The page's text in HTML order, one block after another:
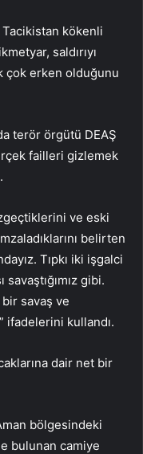
kökenli
saldırıyı
çok erken olduğunu
terör örgütü DEAŞ
failleri gizlemek
ve eski
belirten
Tıpkı iki işgalci
savaştığımız gibi.
savaş ve
ifadelerini kullandı.
dair net bir
bölgesindeki
bulunan camiye